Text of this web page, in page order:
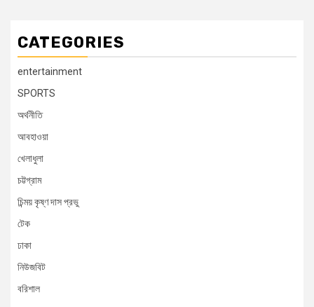
CATEGORIES
entertainment
SPORTS
অর্থনীতি
আবহাওয়া
খেলাধুলা
চট্টগ্রাম
চিন্ময় কৃষ্ণ দাস প্রভু
টেক
ঢাকা
নিউজবিট
বরিশাল